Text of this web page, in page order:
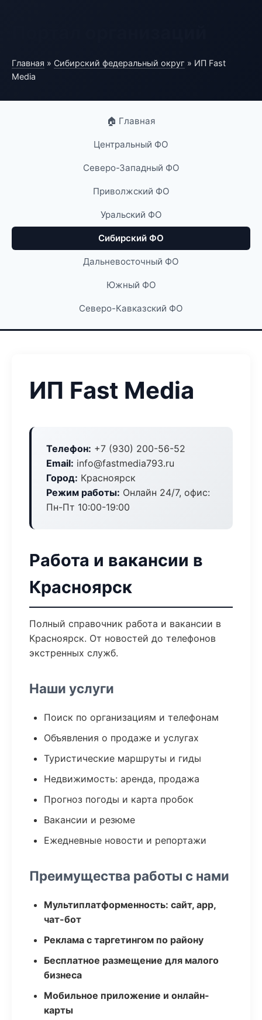
Главная » Сибирский федеральный округ » ИП Fast
Media
🏠 Главная
Центральный ФО
Северо-Западный ФО
Приволжский ФО
Уральский ФО
Сибирский ФО
Дальневосточный ФО
Южный ФО
Северо-Кавказский ФО
ИП Fast Media
Телефон: +7 (930) 200-56-52
Email: info@fastmedia793.ru
Город: Красноярск
Режим работы: Онлайн 24/7, офис:
Пн-Пт 10:00-19:00
Работа и вакансии в
Красноярск
Полный справочник работа и вакансии в
Красноярск. От новостей до телефонов
экстренных служб.
Наши услуги
Поиск по организациям и телефонам
Объявления о продаже и услугах
Туристические маршруты и гиды
Недвижимость: аренда, продажа
Прогноз погоды и карта пробок
Вакансии и резюме
Ежедневные новости и репортажи
Преимущества работы с нами
Мультиплатформенность: сайт, app,
чат-бот
Реклама с таргетингом по району
Бесплатное размещение для малого
бизнеса
Мобильное приложение и онлайн-
карты